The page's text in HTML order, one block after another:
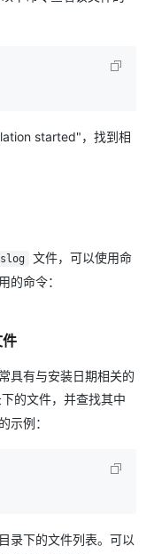
started"，找到相
文件，可以使用命
的命令：
具有与安装日期相关的
的文件，并查找其中
示例：
录下的文件列表。可以